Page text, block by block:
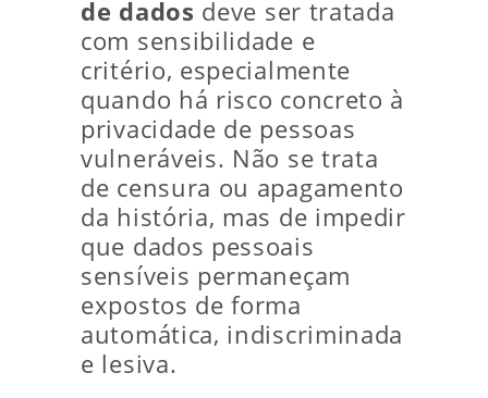
de dados deve ser tratada
com sensibilidade e
critério, especialmente
quando há risco concreto à
privacidade de pessoas
vulneráveis. Não se trata
de censura ou apagamento
da história, mas de impedir
que dados pessoais
sensíveis permaneçam
expostos de forma
automática, indiscriminada
e lesiva.